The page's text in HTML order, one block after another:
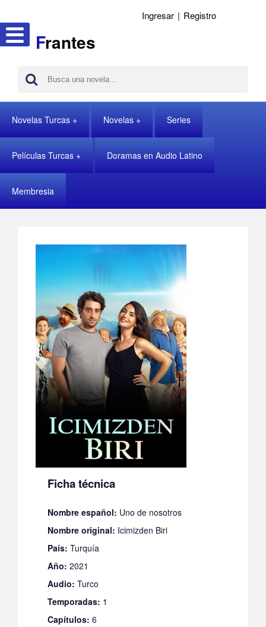
Frantes
Ingresar | Registro
Novelas Turcas Novelas Series
Películas Turcas Doramas en Audio Latino
Membresia
Ficha técnica
Nombre español: Uno de nosotros
Nombre original: Icimizden Biri
País: Turquía
Año: 2021
Audio: Turco
Temporadas: 1
Capítulos: 6